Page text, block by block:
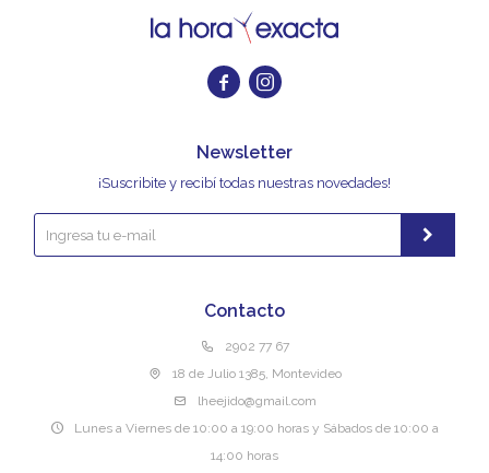
 
Contacto
2902 77 67
18 de Julio 1385, Montevideo
lheejido@gmail.com
Lunes a Viernes de 10:00 a 19:00 horas y Sábados de 10:00 a
14:00 horas
Newsletter
¡Suscribite y recibí todas nuestras novedades!